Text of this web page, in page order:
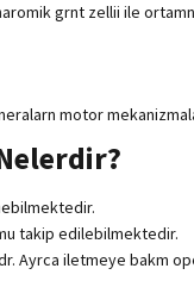
grnt zellii ile
motor
takip edilebilmektedir.
Ayrca iletmeye bakm